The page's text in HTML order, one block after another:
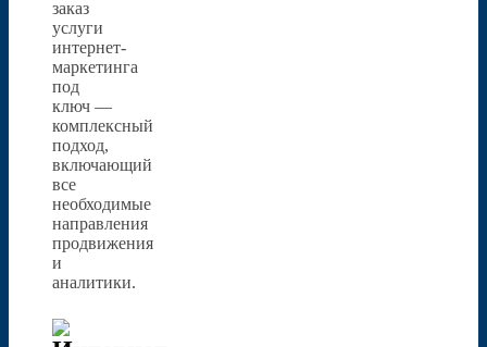
заказ
услуги
интернет-
маркетинга
под
ключ —
комплексный
подход,
включающий
все
необходимые
направления
продвижения
и
аналитики.